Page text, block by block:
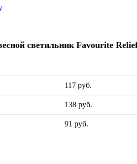
светильник Favourite
117 руб.
138 руб.
91 руб.